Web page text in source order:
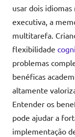
usar dois
executiva, a
multitarefa.
flexibilidade
problemas
benéficas
altamente
Entender os
pode ajudar a
implementação